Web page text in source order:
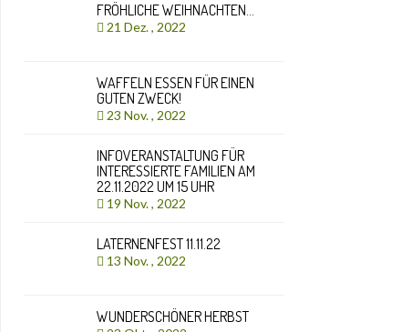
FRÖHLICHE WEIHNACHTEN…
21 Dez. , 2022
WAFFELN ESSEN FÜR EINEN
GUTEN ZWECK!
23 Nov. , 2022
INFOVERANSTALTUNG FÜR
INTERESSIERTE FAMILIEN AM
22.11.2022 UM 15 UHR
19 Nov. , 2022
LATERNENFEST 11.11.22
13 Nov. , 2022
WUNDERSCHÖNER HERBST